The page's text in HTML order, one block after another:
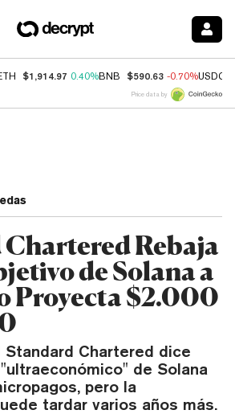
$1,914.97 0.40%BNB $590.63 -0.70%USDC
Price data by
Rebaja
de Solana a
Proyecta $2.000
Standard Chartered dice
de Solana
pero la
tardar varios años más.